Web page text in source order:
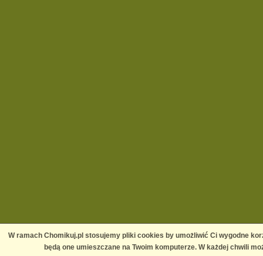
W ramach Chomikuj.pl stosujemy pliki cookies by umożliwić Ci wygodne
będą one umieszczane na Twoim komputerze. W każdej chwili